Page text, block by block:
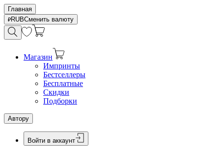
Главная
RUBСменить валюту
Магазин
Импринты
Бестселлеры
Бесплатные
Скидки
Подборки
Автору
Войти в аккаунт